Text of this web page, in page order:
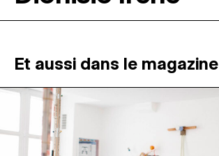
RÉSIDENCES ↓
ATELIERS OUVERTS
PROGRAMMATION
MAGAZINE
Et aussi dans le magazine